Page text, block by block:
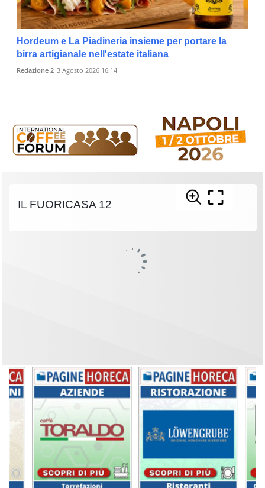
Hordeum e La Piadineria insieme per portare la
birra artigianale nell'estate italiana
Redazione 2 3 Agosto 2026 16:14